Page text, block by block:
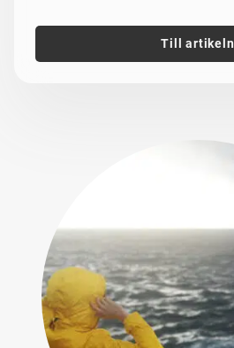
Till artikeln